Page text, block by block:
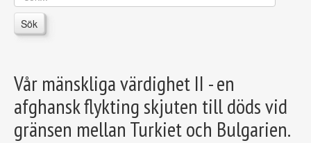
Sök
Vår mänskliga värdighet II - en
afghansk flykting skjuten till döds vid
gränsen mellan Turkiet och Bulgarien.